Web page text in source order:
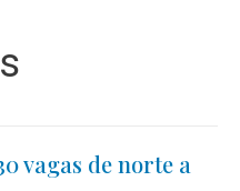
vagas de norte a